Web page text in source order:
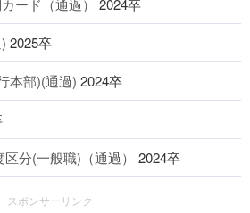
ード（通過） 2024卒
2025卒
本部)(通過) 2024卒
分(一般職)（通過） 2024卒
スポンサーリンク